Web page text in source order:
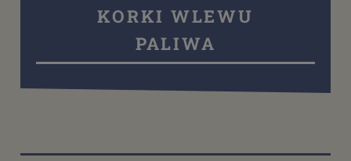
KORKI WLEWU
PALIWA